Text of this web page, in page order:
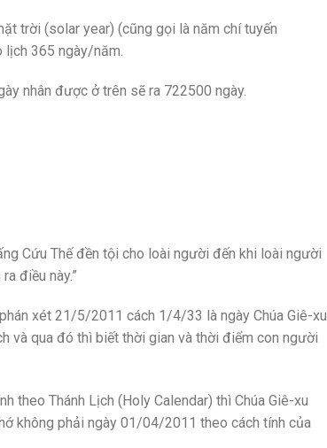
trời (solar year) (cũng gọi là năm chí tuyến
365 ngày/năm.
nhân được ở trên sẽ ra 722500 ngày.
Cứu Thế đền tội cho loài người đến khi loài người
điều này.”
xét 21/5/2011 cách 1/4/33 là ngày Chúa Giê-xu
và qua đó thì biết thời gian và thời điểm con người
theo Thánh Lịch (Holy Calendar) thì Chúa Giê-xu
không phải ngày 01/04/2011 theo cách tính của